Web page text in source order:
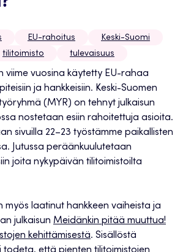
EU-rahoitus
Keski-Suomi
tilitoimisto tulevaisuus
viime vuosina käytetty EU-rahaa
ja hankkeisiin. Keski-Suomen
(MYR) on tehnyt julkaisun
nostetaan esiin rahoitettuja asioita.
sivuilla 22–23 työstämme paikallisten
Jutussa peräänkuulutetaan
joita nykypäivän tilitoimistoilta
myös laatinut hankkeen vaiheista ja
julkaisun Meidänkin pitää muuttua!
kehittämisestä. Sisällöstä